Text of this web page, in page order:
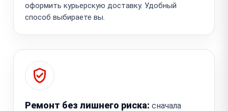
оформить курьерскую доставку. Удобный
способ выбираете вы.
Ремонт без лишнего риска: сначала